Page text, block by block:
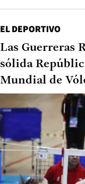
EL DEPORTIVO
Las Guerreras
sólida
Mundial de